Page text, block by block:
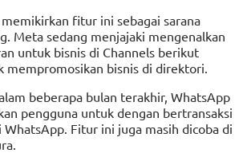
fitur ini sebagai sarana
Meta sedang menjajaki mengenalkan
untuk bisnis di Channels berikut
mempromosikan bisnis di direktori.
beberapa bulan terakhir, WhatsApp
pengguna untuk dengan bertransaksi
WhatsApp. Fitur ini juga masih dicoba di